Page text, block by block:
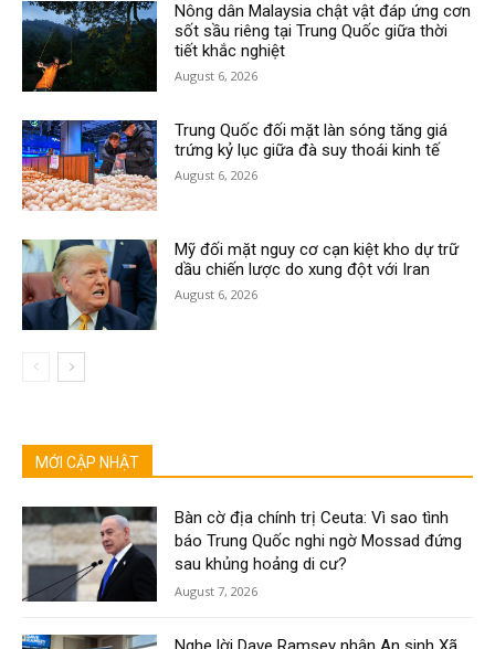
Nông dân Malaysia chật vật đáp ứng cơn
sốt sầu riêng tại Trung Quốc giữa thời
tiết khắc nghiệt
August 6, 2026
Trung Quốc đối mặt làn sóng tăng giá
trứng kỷ lục giữa đà suy thoái kinh tế
August 6, 2026
Mỹ đối mặt nguy cơ cạn kiệt kho dự trữ
dầu chiến lược do xung đột với Iran
August 6, 2026
MỚI CẬP NHẬT
Bàn cờ địa chính trị Ceuta: Vì sao tình
báo Trung Quốc nghi ngờ Mossad đứng
sau khủng hoảng di cư?
August 7, 2026